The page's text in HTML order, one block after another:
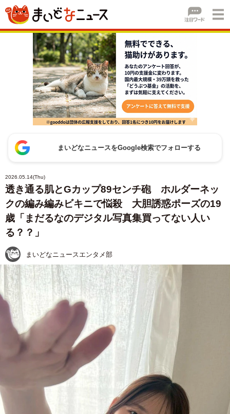
まいどなニュースをGoogle検索でフォローする
2026.05.14(Thu)
透き通る肌とGカップ89センチ砲 ホルダーネッ
クの編み編みビキニで悩殺 大胆誘惑ポーズの19
歳「まだるなのデジタル写真集買ってない人い
る？？」
まいどなニュースエンタメ部